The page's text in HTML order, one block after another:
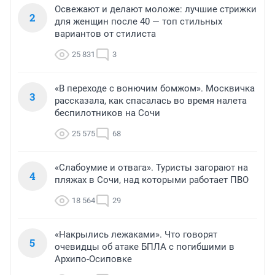
2
Освежают и делают моложе: лучшие стрижки
для женщин после 40 — топ стильных
вариантов от стилиста
25 831 3
3
«В переходе с вонючим бомжом». Москвичка
рассказала, как спасалась во время налета
беспилотников на Сочи
25 575 68
4
«Слабоумие и отвага». Туристы загорают на
пляжах в Сочи, над которыми работает ПВО
18 564 29
5
«Накрылись лежаками». Что говорят
очевидцы об атаке БПЛА с погибшими в
Архипо-Осиповке